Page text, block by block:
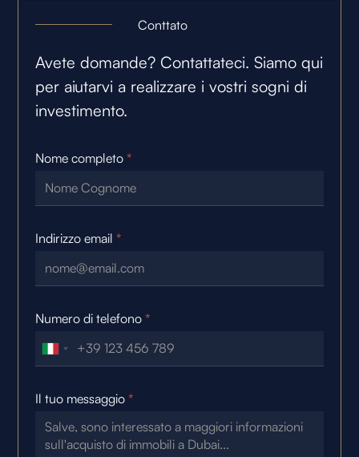
Conttato
Avete domande? Contattateci. Siamo qui
per aiutarvi a realizzare i vostri sogni di
investimento.
Nome completo *
Indirizzo email *
Numero di telefono *
Il tuo messaggio *